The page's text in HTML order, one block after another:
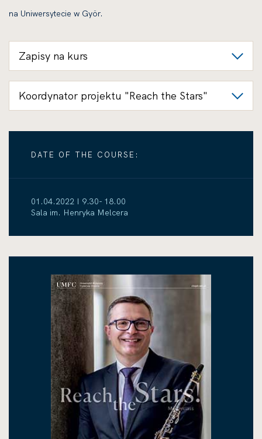
na Uniwersytecie w Györ.
Zapisy na kurs
Koordynator projektu "Reach the Stars"
DATE OF THE COURSE:
01.04.2022 I 9.30- 18.00
Sala im. Henryka Melcera